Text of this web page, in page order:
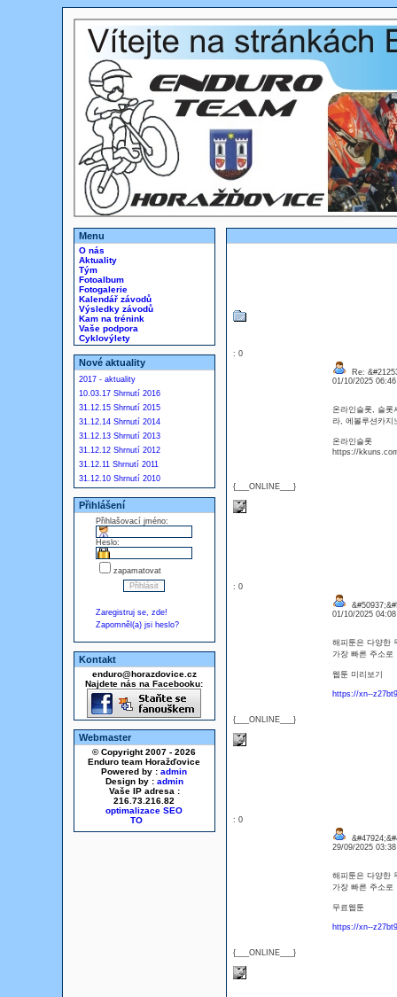
Menu
O nás
Aktuality
Tým
Fotoalbum
Fotogalerie
Kalendář závodů
Výsledky závodů
Kam na trénink
Vaše podpora
Cyklovýlety
Nové aktuality
2017 - aktuality
10.03.17 Shrnutí 2016
31.12.15 Shrnutí 2015
31.12.14 Shrnutí 2014
31.12.13 Shrnutí 2013
31.12.12 Shrnutí 2012
31.12.11 Shrnutí 2011
31.12.10 Shrnutí 2010
Přihlášení
Přihlašovací jméno:
Heslo:
zapamatovat
Zaregistruj se, zde!
Zapomněl(a) jsi heslo?
Kontakt
enduro@horazdovice.cz
Najdete nás na Facebooku:
Webmaster
© Copyright 2007 - 2026
Enduro team Horažďovice
Powered by : admin
Design by : admin
Vaše IP adresa :
216.73.216.82
optimalizace SEO
: 0
{___ONLINE___}
Re:
01/10/2025
온라인슬롯, 슬롯
라, 에볼루션카
온라인슬롯
https://
: 0
{___ONLINE___}
01/10/2025
해피툰은 다양한
가장 빠른 주소로
웹툰 미리보기
https://xn--
: 0
{___ONLINE___}
29/09/2025
해피툰은 다양한
가장 빠른 주소로
무료웹툰
https://xn--